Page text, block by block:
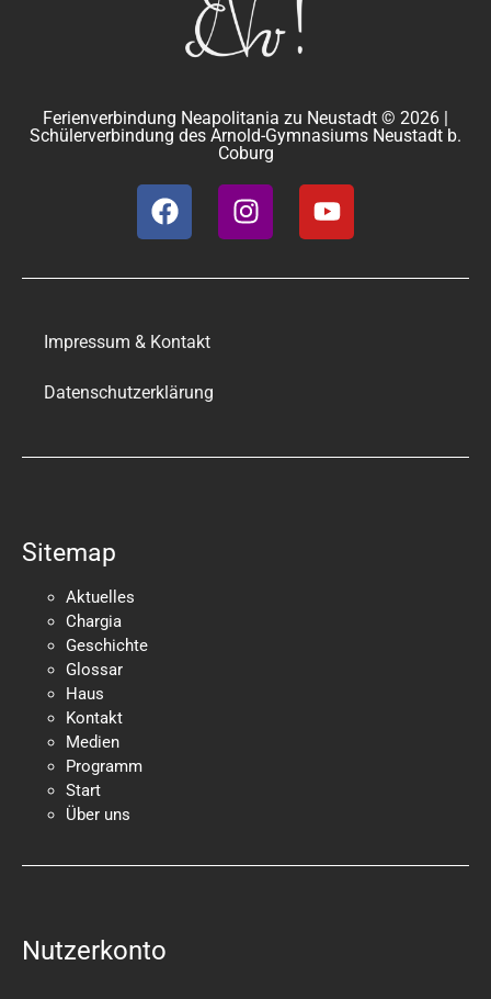
Ferienverbindung Neapolitania zu Neustadt © 2026 |
Schülerverbindung des Arnold-Gymnasiums Neustadt b.
Coburg
Impressum & Kontakt
Datenschutzerklärung
Sitemap
Aktuelles
Chargia
Geschichte
Glossar
Haus
Kontakt
Medien
Programm
Start
Über uns
Nutzerkonto